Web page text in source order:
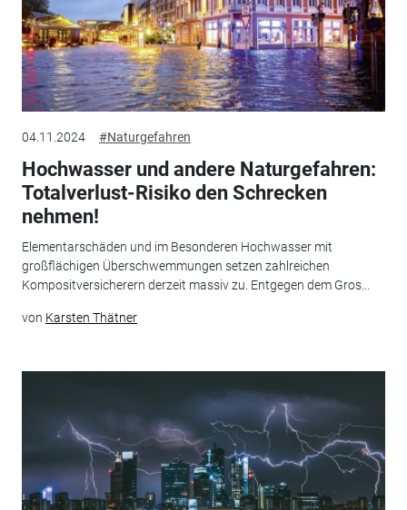
04.11.2024 #Naturgefahren
Hochwasser und andere Naturgefahren:
Totalverlust-Risiko den Schrecken
nehmen!
Elementarschäden und im Besonderen Hochwasser mit
großflächigen Überschwemmungen setzen zahlreichen
Kompositversicherern derzeit massiv zu. Entgegen dem Gros...
von Karsten Thätner